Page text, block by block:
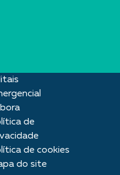
de
de cookies
do site